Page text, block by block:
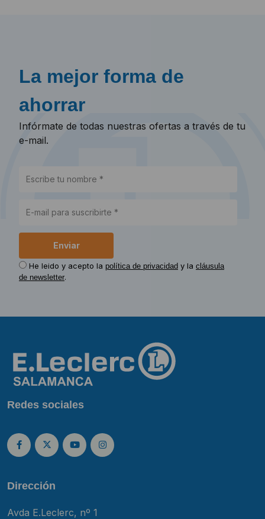
La mejor forma de
ahorrar
Infórmate de todas nuestras ofertas a través de tu
e-mail.
He leido y acepto la política de privacidad y la cláusula
de newsletter.
Redes sociales
Dirección
Avda E.Leclerc, nº 1